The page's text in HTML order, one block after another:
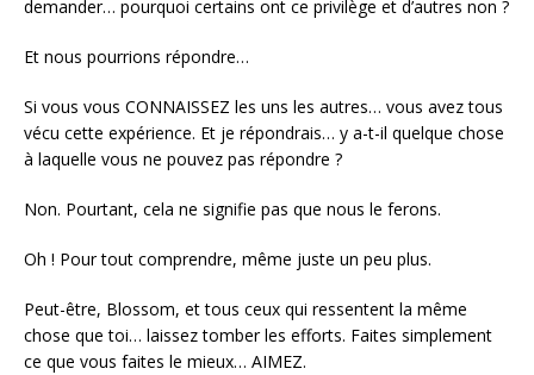
demander… pourquoi certains ont ce privilège et d’autres non ?
Et nous pourrions répondre…
Si vous vous CONNAISSEZ les uns les autres… vous avez tous
vécu cette expérience. Et je répondrais… y a-t-il quelque chose
à laquelle vous ne pouvez pas répondre ?
Non. Pourtant, cela ne signifie pas que nous le ferons.
Oh ! Pour tout comprendre, même juste un peu plus.
Peut-être, Blossom, et tous ceux qui ressentent la même
chose que toi… laissez tomber les efforts. Faites simplement
ce que vous faites le mieux… AIMEZ.